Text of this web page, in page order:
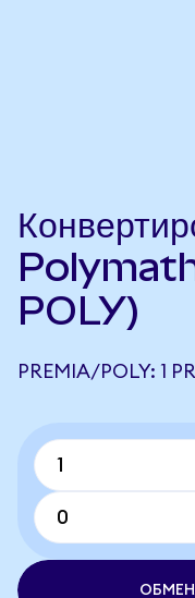
POLY)
PREMIA/POLY: 1